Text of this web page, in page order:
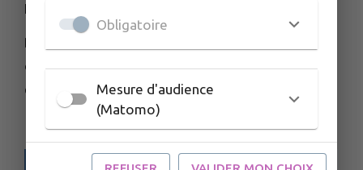
HORAIRES D'OUVERTURE
Du lundi au vendredi :
de 8h30 à 12h00
et de 13h30 à 17h00
Obligatoire
Mesure d'audience
(Matomo)